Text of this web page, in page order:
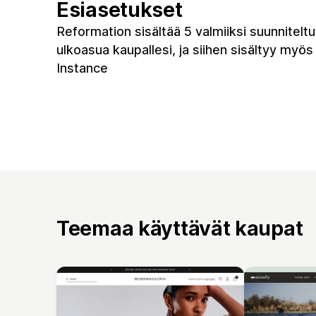
Esiasetukset
Reformation sisältää 5 valmiiksi
ulkoasua kaupallesi, ja siihen sisältyy myös
Instance
Teemaa käyttävät kaupat